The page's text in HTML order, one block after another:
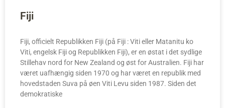
Fiji
Fiji, officielt Republikken Fiji (på Fiji : Viti eller Matanitu ko
Viti, engelsk Fiji og Republikken Fiji), er en østat i det sydlige
Stillehav nord for New Zealand og øst for Australien. Fiji har
været uafhængig siden 1970 og har været en republik med
hovedstaden Suva på øen Viti Levu siden 1987. Siden det
demokratiske